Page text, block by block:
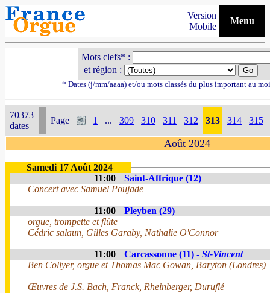
Version
Mobile
Menu
Mots clefs* :
et région :
* Dates (j/mm/aaaa) et/ou mots classés du plus important au
70373
dates
Page 1 ... 309 310 311 312 313 314 315
Août 2024
Samedi 17 Août 2024
11:00
Saint-Affrique (12)
Concert avec Samuel Poujade
11:00
Pleyben (29)
orgue, trompette et flûte
Cédric salaun, Gilles Garaby, Nathalie O'Connor
11:00 Carcassonne (11) - St-Vincent
Ben Collyer, orgue et Thomas Mac Gowan, Baryton (Londres)
Œuvres de J.S. Bach, Franck, Rheinberger, Duruflé